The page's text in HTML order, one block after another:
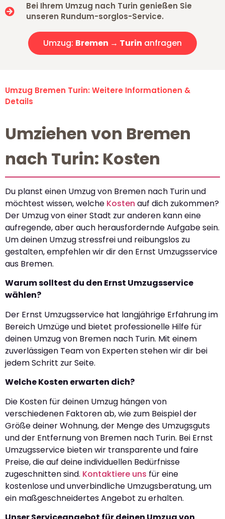
Bei Ihrem Umzug nach Turin genießen Sie
unseren Rundum-sorglos-Service.
Umzug: Bremen → Turin anfragen
Umzug Bremen Turin: Weitere Informationen &
Details
Umziehen von Bremen
nach Turin: Kosten
Du planst einen Umzug von Bremen nach Turin und
möchtest wissen, welche Kosten auf dich zukommen?
Der Umzug von einer Stadt zur anderen kann eine
aufregende, aber auch herausfordernde Aufgabe sein.
Um deinen Umzug stressfrei und reibungslos zu
gestalten, empfehlen wir dir den Ernst Umzugsservice
aus Bremen.
Warum solltest du den Ernst Umzugsservice
wählen?
Der Ernst Umzugsservice hat langjährige Erfahrung im
Bereich Umzüge und bietet professionelle Hilfe für
deinen Umzug von Bremen nach Turin. Mit einem
zuverlässigen Team von Experten stehen wir dir bei
jedem Schritt zur Seite.
Welche Kosten erwarten dich?
Die Kosten für deinen Umzug hängen von
verschiedenen Faktoren ab, wie zum Beispiel der
Größe deiner Wohnung, der Menge des Umzugsguts
und der Entfernung von Bremen nach Turin. Bei Ernst
Umzugsservice bieten wir transparente und faire
Preise, die auf deine individuellen Bedürfnisse
zugeschnitten sind. Kontaktiere uns für eine
kostenlose und unverbindliche Umzugsberatung, um
ein maßgeschneidertes Angebot zu erhalten.